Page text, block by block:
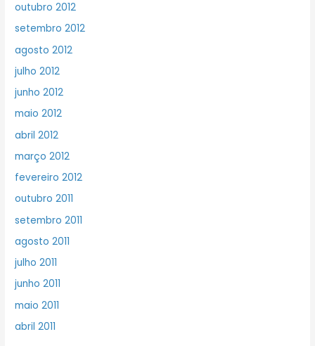
outubro 2012
setembro 2012
agosto 2012
julho 2012
junho 2012
maio 2012
abril 2012
março 2012
fevereiro 2012
outubro 2011
setembro 2011
agosto 2011
julho 2011
junho 2011
maio 2011
abril 2011